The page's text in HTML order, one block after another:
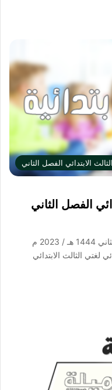
الابتدائي الفصل الثاني
الفصل الثاني
اختبار نهائي لغتي الثالث الابتدائي الفصل الثاني 1444 هـ / 2023 م
لغتي الثالث الابتدائي